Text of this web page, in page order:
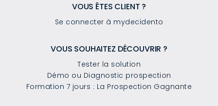
VOUS ÊTES CLIENT ?
Se connecter à mydecidento
VOUS SOUHAITEZ DÉCOUVRIR ?
Tester la solution
Démo ou Diagnostic prospection
Formation 7 jours : La Prospection Gagnante